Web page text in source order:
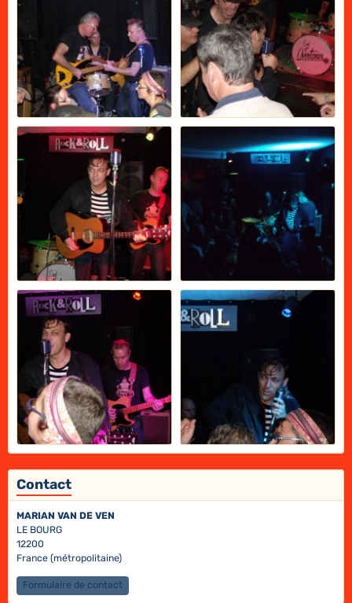
Contact
MARIAN VAN DE VEN
LE BOURG
12200
France (métropolitaine)
Formulaire de contact